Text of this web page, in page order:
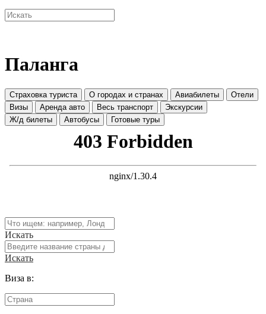
Паланга
Страховка туриста О городах и странах Авиабилеты
Отели
Визы
Аренда авто Весь транспорт
Экскурсии
Ж/д билеты
Автобусы Готовые туры
Искать
Искать
Виза в: